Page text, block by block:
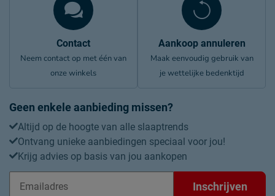
Contact
Neem contact op met één van
onze winkels
Aankoop annuleren
Maak eenvoudig gebruik van
je wettelijke bedenktijd
Geen enkele aanbieding missen?
Altijd op de hoogte van alle slaaptrends
Ontvang unieke aanbiedingen speciaal voor jou!
Krijg advies op basis van jou aankopen
Inschrijven